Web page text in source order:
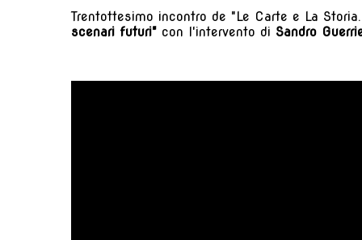
Trentottesimo incontro de "Le Carte e La
scenari futuri" con l'intervento di Sandro